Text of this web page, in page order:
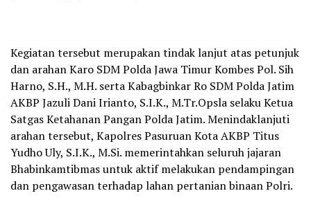
Kegiatan tersebut merupakan tindak lanjut atas petunjuk
dan arahan Karo SDM Polda Jawa Timur Kombes Pol. Sih
Harno, S.H., M.H. serta Kabagbinkar Ro SDM Polda Jatim
AKBP Jazuli Dani Irianto, S.I.K., M.Tr.Opsla selaku Ketua
Satgas Ketahanan Pangan Polda Jatim. Menindaklanjuti
arahan tersebut, Kapolres Pasuruan Kota AKBP Titus
Yudho Uly, S.I.K., M.Si. memerintahkan seluruh jajaran
Bhabinkamtibmas untuk aktif melakukan pendampingan
dan pengawasan terhadap lahan pertanian binaan Polri.